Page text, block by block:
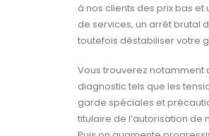
à nos clients des prix bas
de services, un arrêt brutal
toutefois déstabiliser votre
Vous trouverez notamment
diagnostic tels que les
garde spéciales et
titulaire de l’autorisation de